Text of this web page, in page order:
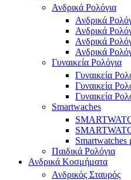
Ανδρικά Ρολόγια
Ανδρικά
Ανδρικά
Ανδρικά
Ανδρικά
Γυναικεία Ρολόγια
Γυναικεία
Γυναικεία
Γυναικεία
Smartwaches
Smartwatches
Παιδικά Ρολόγια
Ανδρικά Κοσμήματα
Ανδρικός Σταυρός